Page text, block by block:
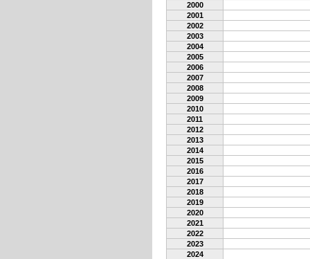
2000
2001
2002
2003
2004
2005
2006
2007
2008
2009
2010
2011
2012
2013
2014
2015
2016
2017
2018
2019
2020
2021
2022
2023
2024